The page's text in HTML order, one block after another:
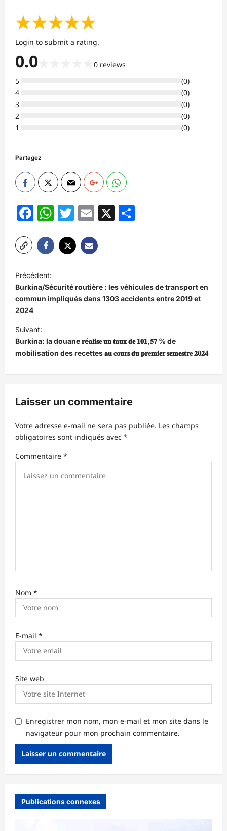
★★★★★
Login to submit a rating.
0.0 0 reviews
5
(0)
4
(0)
3
(0)
2
(0)
1
(0)
Partagez
Facebook
WhatsApp
Twitter
Email
X
a
v
i
g
a
o
d
’
a
Précédent:
Burkina/Sécurité routière : les véhicules de transport en
commun impliqués dans 1303 accidents entre 2019 et
2024
Suivant:
Burkina: la douane 𝐫é𝐚𝐥𝐢𝐬𝐞 𝐮𝐧 𝐭𝐚𝐮𝐱 𝐝𝐞 𝟏𝟎𝟏,𝟓𝟕 % de
mobilisation des recettes 𝐚𝐮 𝐜𝐨𝐮𝐫𝐬 𝐝𝐮 𝐩𝐫𝐞𝐦𝐢𝐞𝐫 𝐬𝐞𝐦𝐞𝐬𝐭𝐫𝐞 𝟐𝟎𝟐𝟒
Laisser un commentaire
Votre adresse e-mail ne sera pas publiée. Les champs
obligatoires sont indiqués avec *
Commentaire *
Nom *
E-mail *
Site web
Enregistrer mon nom, mon e-mail et mon site dans le
navigateur pour mon prochain commentaire.
Publications connexes